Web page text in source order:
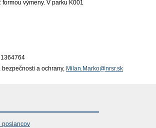
výmeny. V parku K001
bezpečnosti a ochrany, Milan.Marko@nrsr.sk
poslancov